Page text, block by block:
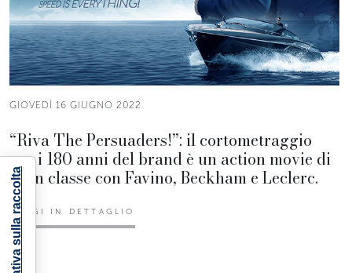
GIOVEDÌ 16 GIUGNO 2022
“Riva The Persuaders!”: il cortometraggio
per i 180 anni del brand è un action movie di
gran classe con Favino, Beckham e Leclerc.
LEGGI IN DETTAGLIO
Informativa sulla raccolta